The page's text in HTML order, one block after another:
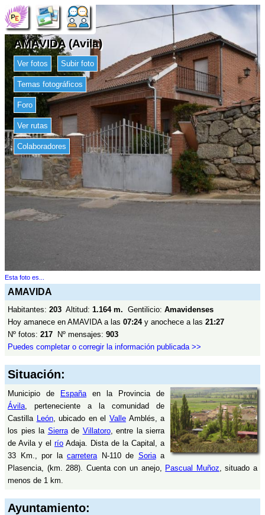
AMAVIDA (Avila)
Ver fotos Subir foto
Temas fotográficos
Foro
Ver rutas
Colaboradores
Esta foto es...
AMAVIDA
Habitantes: 203 Altitud: 1.164 m. Gentilicio: Amavidenses
Hoy amanece en AMAVIDA a las 07:24y anochece a las 21:27
Nº fotos: 217 Nº mensajes: 903
Puedes completar o corregir la información publicada >>
Situación:
Municipio de Españaen la Provincia de
Ávila, perteneciente a la comunidad de
Castilla León, ubicado en el ValleAmblés, a
los pies la Sierrade Villatoro, entre la sierra
de Avila y elrío Adaja. Dista de la Capital, a
33 Km., por lacarreteraN-110 de Soriaa
Plasencia, (km. 288). Cuenta con un anejo, Pascual Muñoz, situado a
menos de 1 km.
Ayuntamiento: